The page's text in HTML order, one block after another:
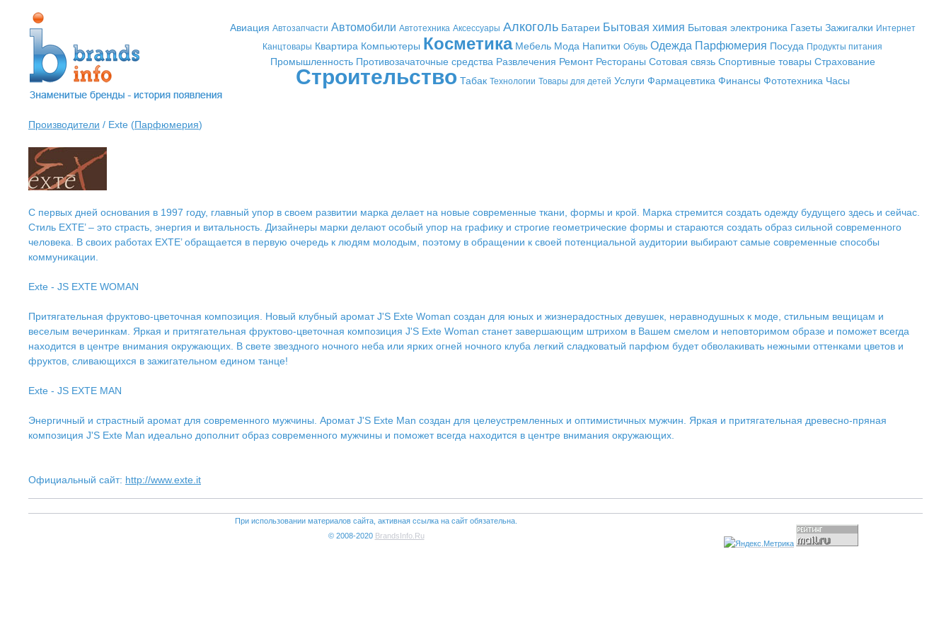
Авиация Автозапчасти Автомобили Автотехника Аксессуары Алкоголь Батареи Бытовая химия Бытовая электроника Газеты Зажигалки Интернет
Канцтовары Квартира Компьютеры Косметика Мебель Мода Напитки Обувь Одежда Парфюмерия Посуда Продукты питания
Промышленность Противозачаточные средства Развлечения Ремонт Рестораны Сотовая связь Спортивные товары Страхование
Строительство Табак Технологии Товары для детей Услуги Фармацевтика Финансы Фототехника Часы
Производители / Exte (Парфюмерия)
С первых дней основания в 1997 году, главный упор в своем развитии марка делает на новые современные ткани, формы и крой. Марка стремится создать одежду будущего здесь и сейчас.
Стиль EXTE’ – это страсть, энергия и витальность. Дизайнеры марки делают особый упор на графику и строгие геометрические формы и стараются создать образ сильной современного
человека. В своих работах EXTE’ обращается в первую очередь к людям молодым, поэтому в обращении к своей потенциальной аудитории выбирают самые современные способы
коммуникации.
Exte - JS EXTE WOMAN
Притягательная фруктово-цветочная композиция. Новый клубный аромат J'S Exte Woman создан для юных и жизнерадостных девушек, неравнодушных к моде, стильным вещицам и
веселым вечеринкам. Яркая и притягательная фруктово-цветочная композиция J'S Exte Woman станет завершающим штрихом в Вашем смелом и неповторимом образе и поможет всегда
находится в центре внимания окружающих. В свете звездного ночного неба или ярких огней ночного клуба легкий сладковатый парфюм будет обволакивать нежными оттенками цветов и
фруктов, сливающихся в зажигательном едином танце!
Exte - JS EXTE MAN
Энергичный и страстный аромат для современного мужчины. Аромат J'S Exte Man создан для целеустремленных и оптимистичных мужчин. Яркая и притягательная древесно-пряная
композиция J'S Exte Man идеально дополнит образ современного мужчины и поможет всегда находится в центре внимания окружающих.
Официальный сайт: http://www.exte.it
При использовании материалов сайта, активная ссылка на сайт обязательна.
© 2008-2020 BrandsInfo.Ru